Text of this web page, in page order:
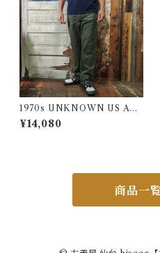
1970s UNKNOWN US AR
MY Style Utility Pants / Ba
ker 70年代 米軍 ベイカー パ
¥14,080
商品一